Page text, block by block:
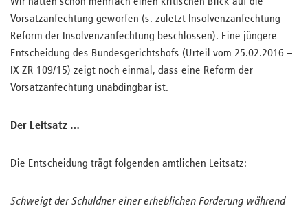
Vorsatzanfechtung geworfen (s. zuletzt Insolvenzanfechtung –
Reform der Insolvenzanfechtung beschlossen). Eine jüngere
Entscheidung des Bundesgerichtshofs (Urteil vom 25.02.2016 –
IX ZR 109/15) zeigt noch einmal, dass eine Reform der
Vorsatzanfechtung unabdingbar ist.
Der Leitsatz …
Die Entscheidung trägt folgenden amtlichen Leitsatz:
Schweigt der Schuldner einer erheblichen Forderung während